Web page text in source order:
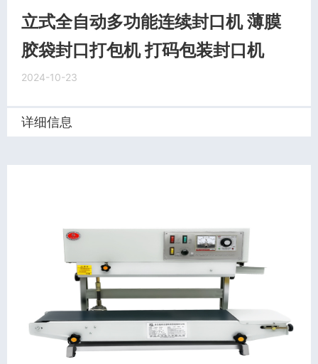
立式全自动多功能连续封口机 薄膜
胶袋封口打包机 打码包装封口机
2024-10-23
详细信息